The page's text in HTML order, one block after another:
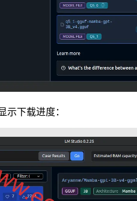
示下载进度：